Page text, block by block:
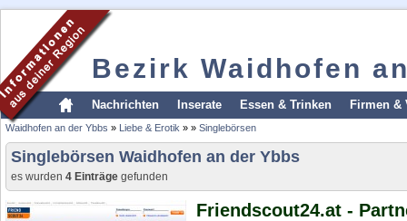
Bezirk Waidhofen
Nachrichten Inserate Essen & Trinken Firmen &
Waidhofen an der Ybbs » Liebe & Erotik » » Singlebörsen
Singlebörsen Waidhofen an der Ybbs
es wurden 4 Einträge gefunden
Friendscout24.at -